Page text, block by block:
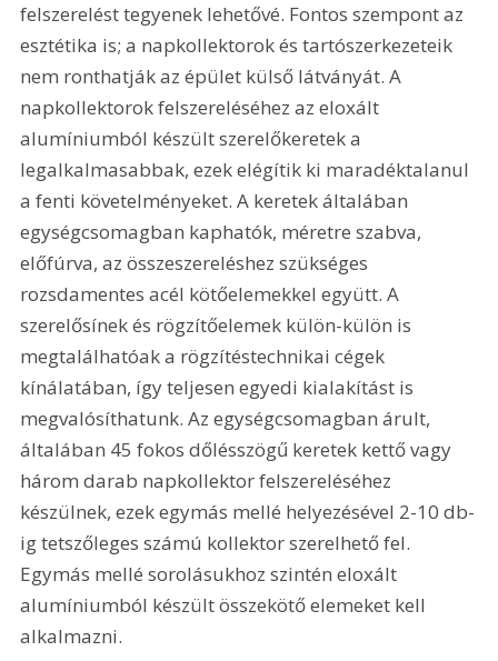
felszerelést tegyenek lehetővé. Fontos szempont az
esztétika is; a napkollektorok és tartószerkezeteik
nem ronthatják az épület külső látványát. A
napkollektorok felszereléséhez az eloxált
alumíniumból készült szerelőkeretek a
legalkalmasabbak, ezek elégítik ki maradéktalanul
a fenti követelményeket. A keretek általában
egységcsomagban kaphatók, méretre szabva,
előfúrva, az összeszereléshez szükséges
rozsdamentes acél kötőelemekkel együtt. A
szerelősínek és rögzítőelemek külön-külön is
megtalálhatóak a rögzítéstechnikai cégek
kínálatában, így teljesen egyedi kialakítást is
megvalósíthatunk. Az egységcsomagban árult,
általában 45 fokos dőlésszögű keretek kettő vagy
három darab napkollektor felszereléséhez
készülnek, ezek egymás mellé helyezésével 2-10 db-
ig tetszőleges számú kollektor szerelhető fel.
Egymás mellé sorolásukhoz szintén eloxált
alumíniumból készült összekötő elemeket kell
alkalmazni.